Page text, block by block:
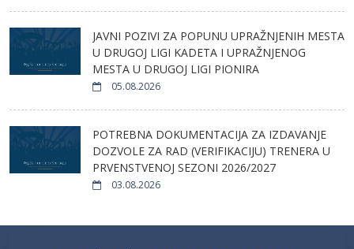
JAVNI POZIVI ZA POPUNU UPRAŽNJENIH MESTA
U DRUGOJ LIGI KADETA I UPRAŽNJENOG
MESTA U DRUGOJ LIGI PIONIRA
05.08.2026
POTREBNA DOKUMENTACIJA ZA IZDAVANJE
DOZVOLE ZA RAD (VERIFIKACIJU) TRENERA U
PRVENSTVENOJ SEZONI 2026/2027
03.08.2026